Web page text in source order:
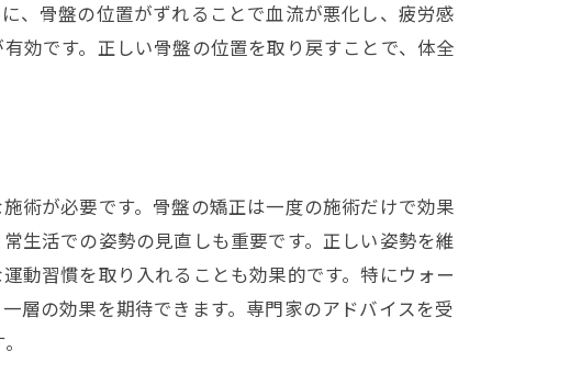
、骨盤の位置がずれることで血流が悪化し、疲労感
効です。正しい骨盤の位置を取り戻すことで、体全
術が必要です。骨盤の矯正は一度の施術だけで効果
生活での姿勢の見直しも重要です。正しい姿勢を維
動習慣を取り入れることも効果的です。特にウォー
層の効果を期待できます。専門家のアドバイスを受